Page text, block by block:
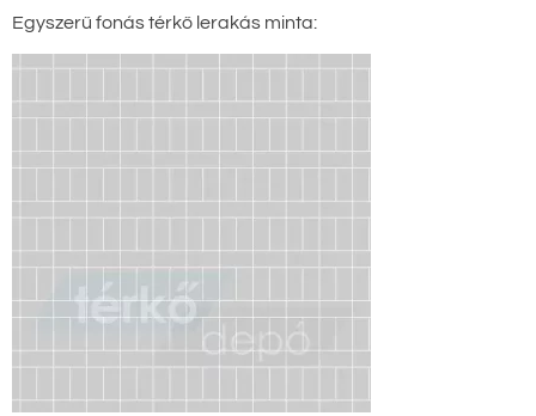
Egyszerű fonás térkő lerakás minta: